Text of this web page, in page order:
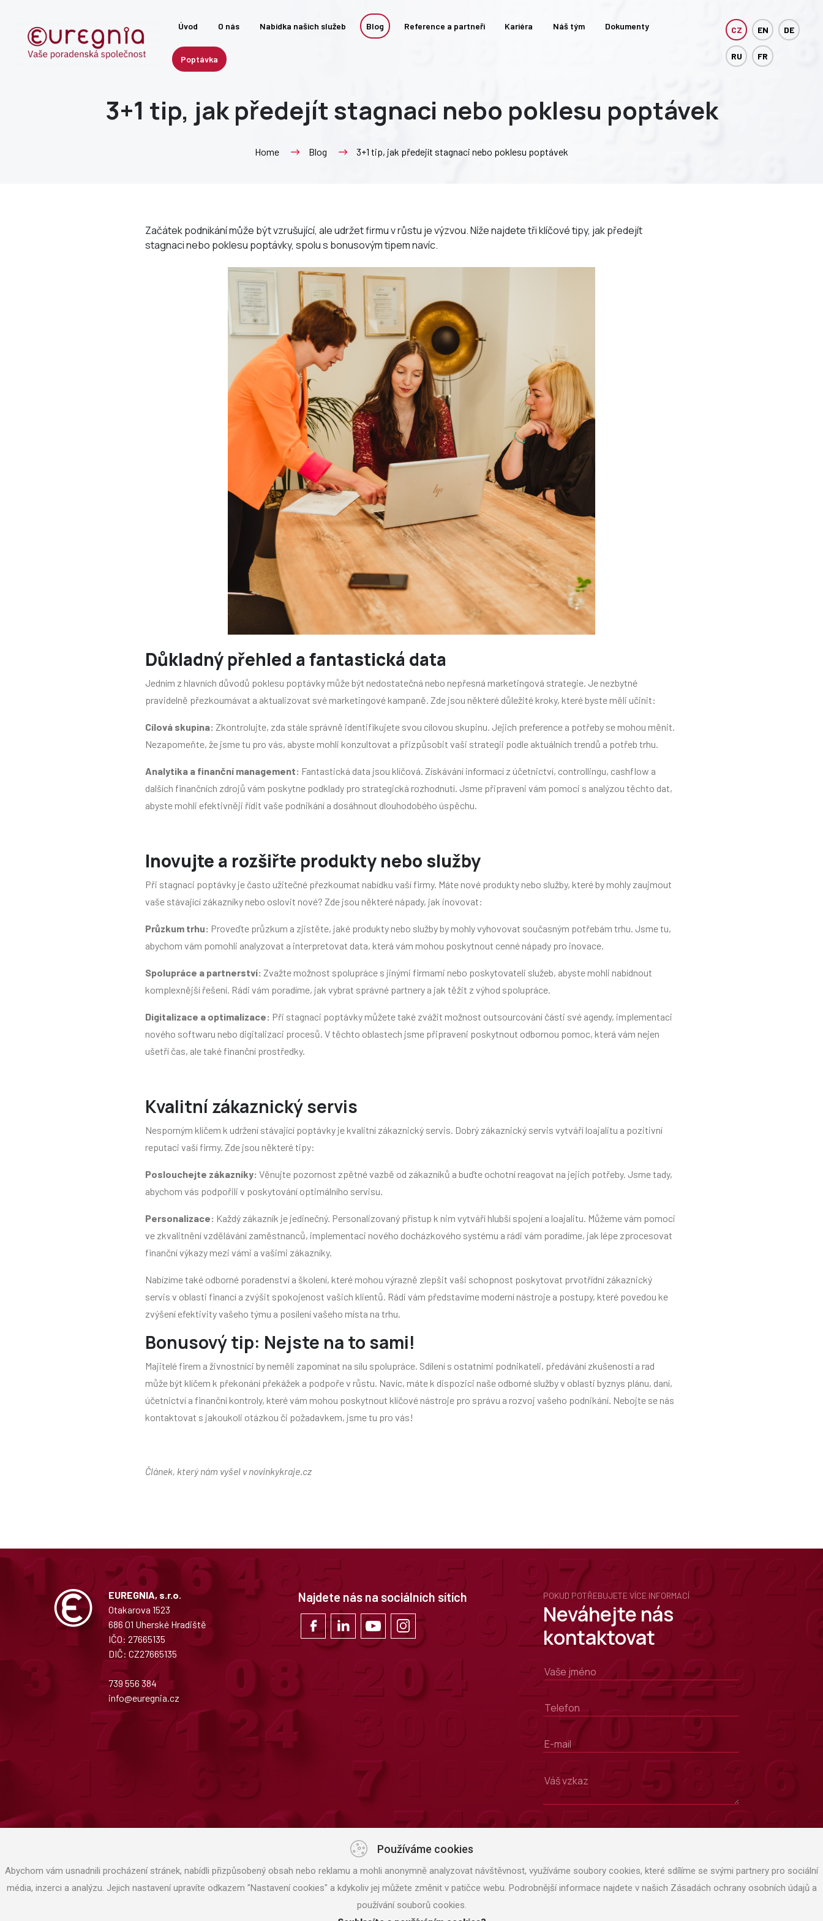
Úvod O nás Nabídka našich služeb Blog Reference a partneři Kariéra Náš tým Dokumenty
Poptávka
CZ EN DE
RU FR
3+1 tip, jak předejít stagnaci nebo poklesu poptávek
Home Blog 3+1 tip, jak předejít stagnaci nebo poklesu poptávek
Začátek podnikání může být vzrušující, ale udržet firmu v růstu je výzvou. Níže najdete tři klíčové tipy, jak předejít
stagnaci nebo poklesu poptávky, spolu s bonusovým tipem navíc.
Důkladný přehled a fantastická data
Jedním z hlavních důvodů poklesu poptávky může být nedostatečná nebo nepřesná marketingová strategie. Je nezbytné
pravidelně přezkoumávat a aktualizovat své marketingové kampaně. Zde jsou některé důležité kroky, které byste měli učinit:
Cílová skupina: Zkontrolujte, zda stále správně identifikujete svou cílovou skupinu. Jejich preference a potřeby se mohou měnit.
Nezapomeňte, že jsme tu pro vás, abyste mohli konzultovat a přizpůsobit vaši strategii podle aktuálních trendů a potřeb trhu.
Analytika a finanční management: Fantastická data jsou klíčová. Získávání informací z účetnictví, controllingu, cashflow a
dalších finančních zdrojů vám poskytne podklady pro strategická rozhodnutí. Jsme připraveni vám pomoci s analýzou těchto dat,
abyste mohli efektivněji řídit vaše podnikání a dosáhnout dlouhodobého úspěchu.
Inovujte a rozšiřte produkty nebo služby
Při stagnaci poptávky je často užitečné přezkoumat nabídku vaší firmy. Máte nové produkty nebo služby, které by mohly zaujmout
vaše stávající zákazníky nebo oslovit nové? Zde jsou některé nápady, jak inovovat:
Průzkum trhu: Proveďte průzkum a zjistěte, jaké produkty nebo služby by mohly vyhovovat současným potřebám trhu. Jsme tu,
abychom vám pomohli analyzovat a interpretovat data, která vám mohou poskytnout cenné nápady pro inovace.
Spolupráce a partnerství: Zvažte možnost spolupráce s jinými firmami nebo poskytovateli služeb, abyste mohli nabídnout
komplexnější řešení. Rádi vám poradíme, jak vybrat správné partnery a jak těžit z výhod spolupráce.
Digitalizace a optimalizace: Při stagnaci poptávky můžete také zvážit možnost outsourcování části své agendy, implementaci
nového softwaru nebo digitalizaci procesů. V těchto oblastech jsme připraveni poskytnout odbornou pomoc, která vám nejen
ušetří čas, ale také finanční prostředky.
Kvalitní zákaznický servis
Nesporným klíčem k udržení stávající poptávky je kvalitní zákaznický servis. Dobrý zákaznický servis vytváří loajalitu a pozitivní
reputaci vaší firmy. Zde jsou některé tipy:
Poslouchejte zákazníky: Věnujte pozornost zpětné vazbě od zákazníků a buďte ochotní reagovat na jejich potřeby. Jsme tady,
abychom vás podpořili v poskytování optimálního servisu.
Personalizace: Každý zákazník je jedinečný. Personalizovaný přístup k nim vytváří hlubší spojení a loajalitu. Můžeme vám pomoci
ve zkvalitnění vzdělávání zaměstnanců, implementaci nového docházkového systému a rádi vám poradíme, jak lépe zprocesovat
finanční výkazy mezi vámi a vašimi zákazníky.
Nabízíme také odborné poradenství a školení, které mohou výrazně zlepšit vaši schopnost poskytovat prvotřídní zákaznický
servis v oblasti financí a zvýšit spokojenost vašich klientů. Rádi vám představíme moderní nástroje a postupy, které povedou ke
zvýšení efektivity vašeho týmu a posílení vašeho místa na trhu.
Bonusový tip: Nejste na to sami!
Majitelé firem a živnostníci by neměli zapomínat na sílu spolupráce. Sdílení s ostatními podnikateli, předávání zkušeností a rad
může být klíčem k překonání překážek a podpoře v růstu. Navíc, máte k dispozici naše odborné služby v oblasti byznys plánu, daní,
účetnictví a finanční kontroly, které vám mohou poskytnout klíčové nástroje pro správu a rozvoj vašeho podnikání. Nebojte se nás
kontaktovat s jakoukoli otázkou či požadavkem, jsme tu pro vás!
Článek, který nám vyšel v novinkykraje.cz
EUREGNIA, s.r.o.
Otakarova 1523
686 01 Uherské Hradiště
IČO: 27665135
DIČ: CZ27665135
739 556 384
info@euregnia.cz
Najdete nás na sociálních sítích POKUD POTŘEBUJETE VÍCE INFORMACÍ
Neváhejte nás
kontaktovat
Používáme cookies
Abychom vám usnadnili procházení stránek, nabídli přizpůsobený obsah nebo reklamu a mohli anonymně analyzovat návštěvnost, využíváme soubory cookies, které sdílíme se svými partnery pro sociální
média, inzerci a analýzu. Jejich nastavení upravíte odkazem "Nastavení cookies" a kdykoliv jej můžete změnit v patičce webu. Podrobnější informace najdete v našich Zásadách ochrany osobních údajů a
používání souborů cookies.